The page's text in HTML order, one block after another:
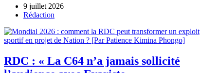
9 juillet 2026
Author
Rédaction
RDC : « La C64 n’a jamais sollicité